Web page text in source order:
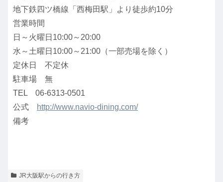
地下鉄四ツ橋線「西梅田駅」より徒歩約10分
営業時間
日～火曜日10:00～20:00
水～土曜日10:00～21:00（一部売場を除く）
定休日 不定休
駐車場 無
TEL 06-6313-0501
公式
http://www.navio-dining.com/
備考
JR大阪駅からの行き方